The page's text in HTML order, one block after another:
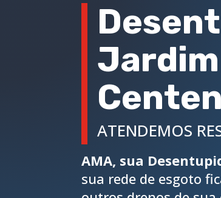
ATENDEMOS
AMA, sua
sua rede de esgoto